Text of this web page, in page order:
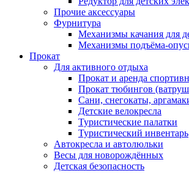
Прочие аксессуары
Фурнитура
Механизмы качания для
Механизмы подъёма-
Прокат
Для активного отдыха
Прокат и аренда
Прокат тюбингов
Сани, снегокаты,
Детские велокресла
Туристические палатки
Туристический инвентарь
Автокресла и автолюльки
Весы для новорождённых
Детская безопасность